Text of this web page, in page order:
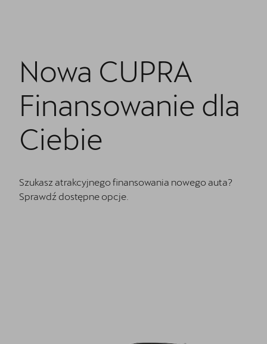
Regulamin - Kluczykomat
Nowa CUPRA
Finansowanie dla
Ciebie
Szukasz atrakcyjnego finansowania nowego auta?
Sprawdź dostępne opcje.